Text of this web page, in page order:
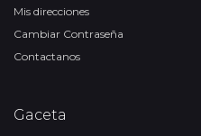
Mis direcciones
Cambiar Contraseña
Contactanos
Gaceta